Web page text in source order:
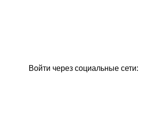
Войти через социальные сети: